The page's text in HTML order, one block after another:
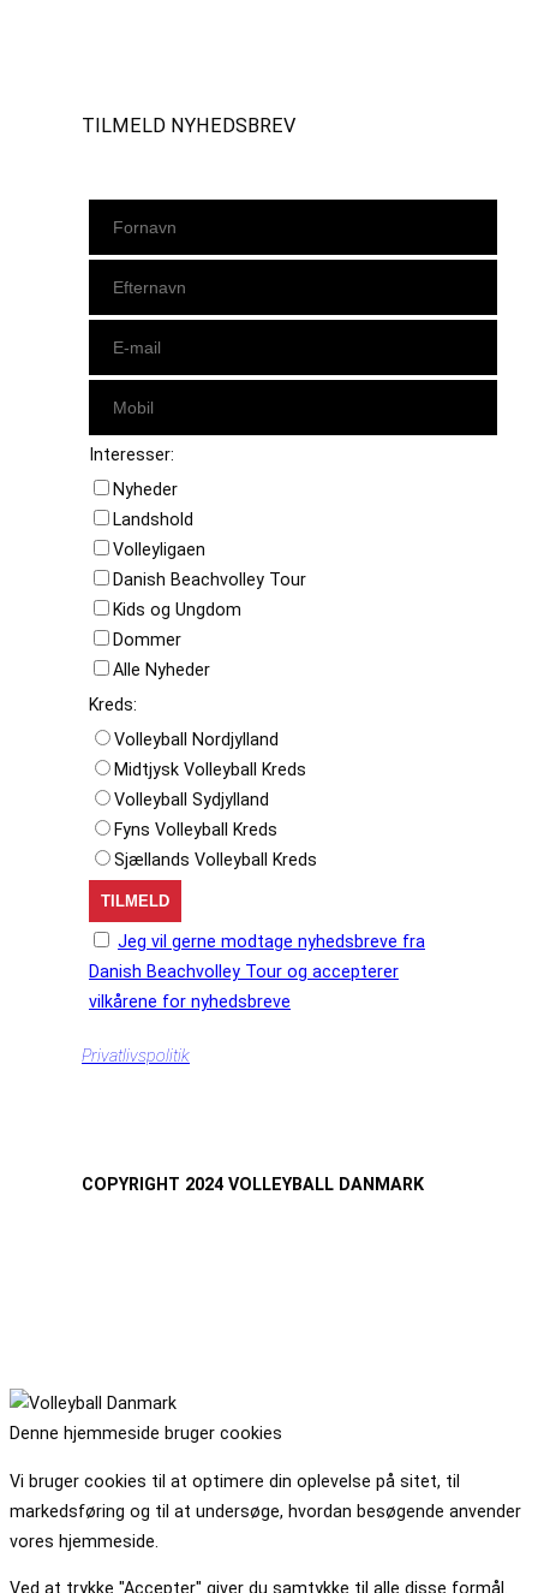
TILMELD NYHEDSBREV
Interesser:
Nyheder
Landshold
Volleyligaen
Danish Beachvolley Tour
Kids og Ungdom
Dommer
Alle Nyheder
Kreds:
Volleyball Nordjylland
Midtjysk Volleyball Kreds
Volleyball Sydjylland
Fyns Volleyball Kreds
Sjællands Volleyball Kreds
Jeg vil gerne modtage nyhedsbreve fra
Danish Beachvolley Tour og accepterer
vilkårene for nyhedsbreve
Privatlivspolitik
COPYRIGHT 2024 VOLLEYBALL DANMARK
Denne hjemmeside bruger cookies
Vi bruger cookies til at optimere din oplevelse på sitet, til
markedsføring og til at undersøge, hvordan besøgende anvender
vores hjemmeside.
Ved at trykke "Accepter" giver du samtykke til alle disse formål.